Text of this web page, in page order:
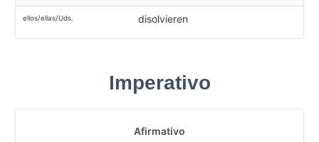
ellos/ellas/Uds. disolvieren
Imperativo
Afirmativo